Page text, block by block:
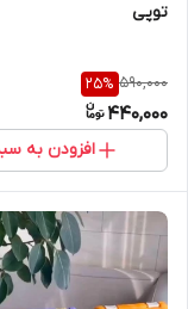
توپی
590,000
25%
440,000
افزودن به